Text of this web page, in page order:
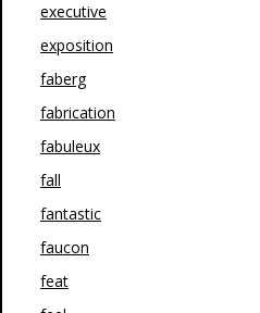
executive
exposition
faberg
fabrication
fabuleux
fall
fantastic
faucon
feat